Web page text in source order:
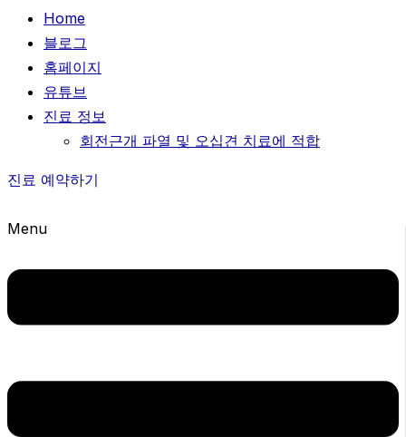
Home
블로그
홈페이지
유튜브
진료 정보
회전근개 파열 및 오십견 치료에 적합
진료 예약하기
Menu